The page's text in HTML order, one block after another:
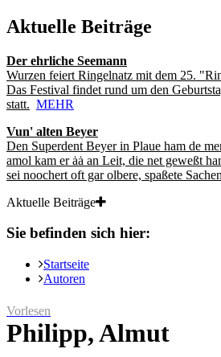
Aktuelle Beiträge
Der ehrliche Seemann
Wurzen feiert Ringelnatz mit dem 25.
Das Festival findet rund um den
statt. MEHR
Vun' alten Beyer
Den Superdent Beyer in Plaue ham de
amol kam er ȧȧ an Leit, die net geweßt
sei noochert oft gar olbere, spaßete
Aktuelle Beiträge
Sie befinden sich hier:
Startseite
Autoren
Vorlesen
Philipp, Almut